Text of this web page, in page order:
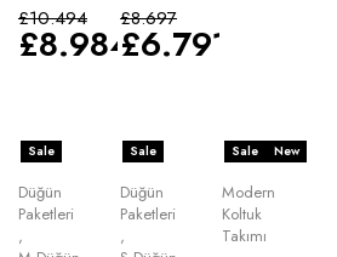
£10.494
£8.984
£8.697
£6.791
Sale
Düğün
Paketleri
,
Sale
Düğün
Paketleri
,
Sale New
Modern
Koltuk
Takımı